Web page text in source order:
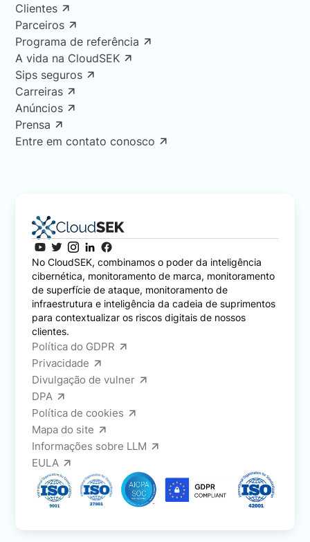
Clientes
Parceiros
Programa de referência
A vida na CloudSEK
Sips seguros
Carreiras
Anúncios
Prensa
Entre em contato conosco
No CloudSEK, combinamos o poder da inteligência
cibernética, monitoramento de marca, monitoramento
de superfície de ataque, monitoramento de
infraestrutura e inteligência da cadeia de suprimentos
para contextualizar os riscos digitais de nossos
clientes.
Política do GDPR
Privacidade
Divulgação de vulner
DPA
Política de cookies
Mapa do site
Informações sobre LLM
EULA